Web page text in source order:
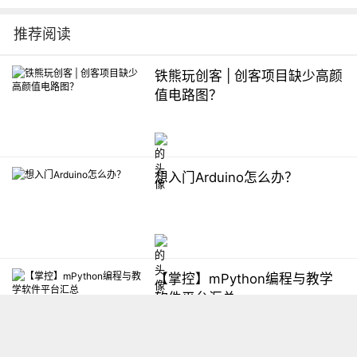
推荐阅读
铁熊玩创客 | 创客项目缺少高颜
值电路图？
想入门Arduino怎么办？
【掌控】mPython编程与教学
软件平台汇总